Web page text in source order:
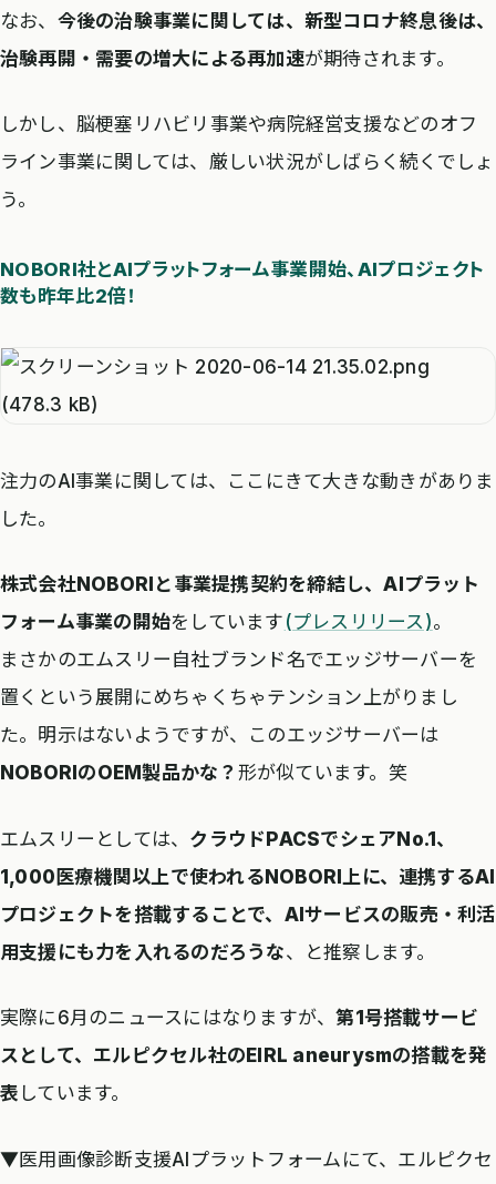
なお、 今後の治験事業に関しては、新型コロナ終息後は、
治験再開・需要の増大による再加速が期待されます。
しかし、脳梗塞リハビリ事業や病院経営支援などのオフ
ライン事業に関しては、厳しい状況がしばらく続くでしょ
う。
NOBORI社とAIプラットフォーム事業開始、AIプロジェクト
数も昨年比2倍！
注力のAI事業に関しては、ここにきて大きな動きがありま
した。
株式会社NOBORIと事業提携契約を締結し、AIプラット
フォーム事業の開始をしています (プレスリリース)。
まさかのエムスリー自社ブランド名でエッジサーバーを
置くという展開にめちゃくちゃテンション上がりまし
た。明示はないようですが、このエッジサーバーは
NOBORIのOEM製品かな？ 形が似ています。笑
エムスリーとしては、 クラウドPACSでシェアNo.1、
1,000医療機関以上で使われるNOBORI上に、連携するAI
プロジェクトを搭載することで、AIサービスの販売・利活
用支援にも力を入れるのだろうな、と推察します。
実際に6月のニュースにはなりますが、第1号搭載サービ
スとして、エルピクセル社のEIRL aneurysmの搭載を発
表 しています。
▼医用画像診断支援AIプラットフォームにて、エルピクセ